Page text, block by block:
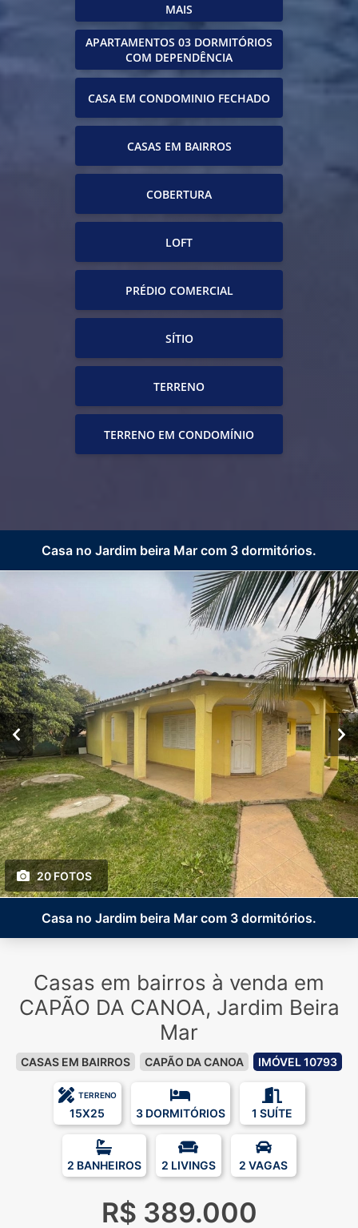
MAIS
APARTAMENTOS 03 DORMITÓRIOS
COM DEPENDÊNCIA
CASA EM CONDOMINIO FECHADO
CASAS EM BAIRROS
COBERTURA
LOFT
PRÉDIO COMERCIAL
SÍTIO
TERRENO
TERRENO EM CONDOMÍNIO
Casa no Jardim beira Mar com 3 dormitórios.
20 FOTOS
Casa no Jardim beira Mar com 3 dormitórios.
Casas em bairros à venda em
CAPÃO DA CANOA, Jardim Beira
Mar
CASAS EM BAIRROS CAPÃO DA CANOA IMÓVEL 10793
TERRENO
15X25 3 DORMITÓRIOS 1 SUÍTE
2 BANHEIROS 2 LIVINGS 2 VAGAS
R$ 389.000